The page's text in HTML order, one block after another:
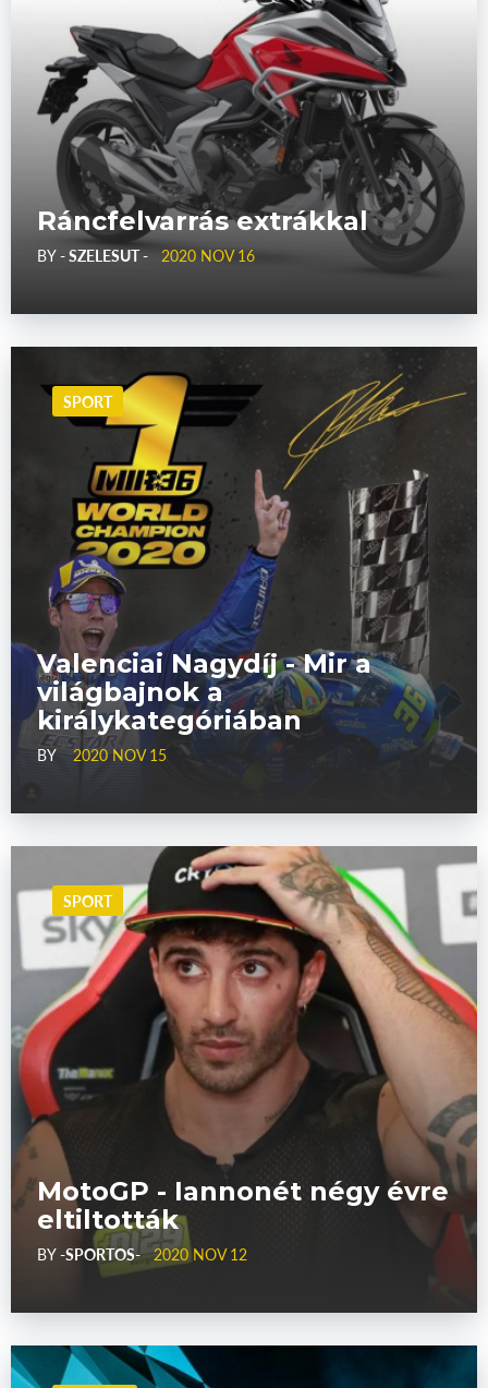
Ráncfelvarrás extrákkal
BY- SZELESUT - 2020 NOV 16
SPORT
Valenciai Nagydíj - Mir a
világbajnok a
királykategóriában
BY 2020 NOV 15
SPORT
MotoGP - Iannonét négy évre
eltiltották
BY-SPORTOS- 2020 NOV 12